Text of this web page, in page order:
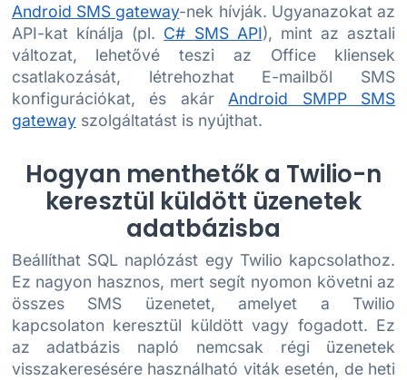
Android SMS gateway-nek hívják. Ugyanazokat az
API-kat kínálja (pl. C# SMS API), mint az asztali
változat, lehetővé teszi az Office kliensek
csatlakozását, létrehozhat E-mailből SMS
konfigurációkat, és akár Android SMPP SMS
gatewayszolgáltatást is nyújthat.
Hogyan menthetők a Twilio-n
keresztül küldött üzenetek
adatbázisba
Beállíthat SQL naplózást egy Twilio kapcsolathoz.
Ez nagyon hasznos, mert segít nyomon követni az
összes SMS üzenetet, amelyet a Twilio
kapcsolaton keresztül küldött vagy fogadott. Ez
az adatbázis napló nemcsak régi üzenetek
visszakeresésére használható viták esetén, de heti